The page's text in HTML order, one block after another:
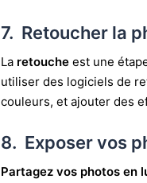
7. Retoucher la
La retouche est une
utiliser des logiciels de
couleurs, et ajouter des
8. Exposer vos
Partagez vos photos en